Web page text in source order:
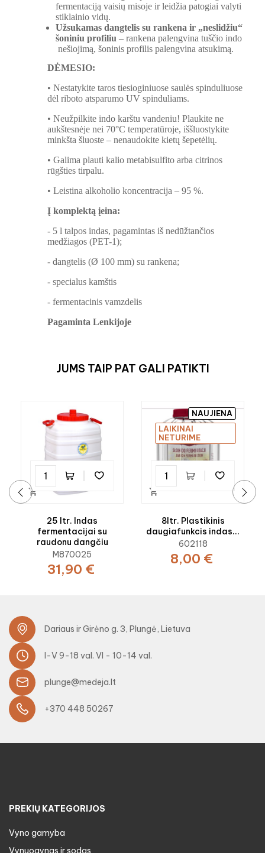
fermentaciją vaisių misoje ir leidžia patogiai valyti
stiklainio vidų.
Užsukamas dangtelis su rankena ir „neslidžiu“
šoniniu profiliu – rankena palengvina tuščio indo
nešiojimą, šoninis profilis palengvina atsukimą.
DĖMESIO:
• Nestatykite taros tiesioginiuose saulės spinduliuose
dėl riboto atsparumo UV spinduliams.
• Neužpilkite indo karštu vandeniu! Plaukite ne
aukštesnėje nei 70°C temperatūroje, iššluostykite
minkšta šluoste – nenaudokite kietų šepetėlių.
• Galima plauti kalio metabisulfito arba citrinos
rūgšties tirpalu.
• Leistina alkoholio koncentracija – 95 %.
Į komplektą įeina:
- 5 l talpos indas, pagamintas iš nedūžtančios
medžiagos (PET-1);
- dangtelis (Ø 100 mm) su rankena;
- specialus kamštis
- fermentacinis vamzdelis
Pagaminta Lenkijoje
JUMS TAIP PAT GALI PATIKTI

25 ltr. Indas
fermentacijai su
raudonu dangčiu
M870025
31,90 €

NAUJIENA
LAIKINAI
NETURIME
8ltr. Plastikinis
daugiafunkcis indas...
602118
8,00 €
Dariaus ir Girėno g. 3, Plungė, Lietuva
I-V 9-18 val. VI - 10-14 val.
plunge@medeja.lt
+370 448 50267
PREKIŲ KATEGORIJOS
Vyno gamyba
Vynuogynas ir sodas